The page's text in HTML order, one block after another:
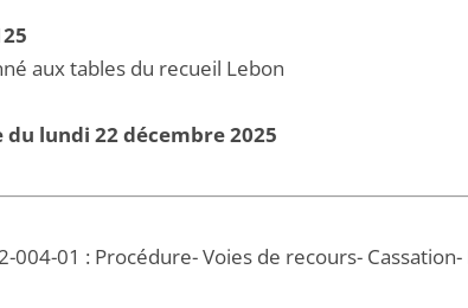
aux tables du recueil Lebon
du lundi 22 décembre 2025
004-01 : Procédure- Voies de recours-